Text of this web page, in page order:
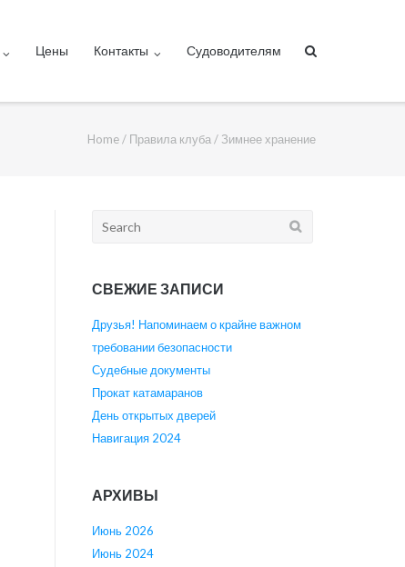
Цены Контакты Судоводителям
Home / Правила клуба / Зимнее хранение
Search
СВЕЖИЕ ЗАПИСИ
Друзья! Напоминаем о крайне важном
требовании безопасности
Судебные документы
Прокат катамаранов
День открытых дверей
Навигация 2024
АРХИВЫ
Июнь 2026
Июнь 2024